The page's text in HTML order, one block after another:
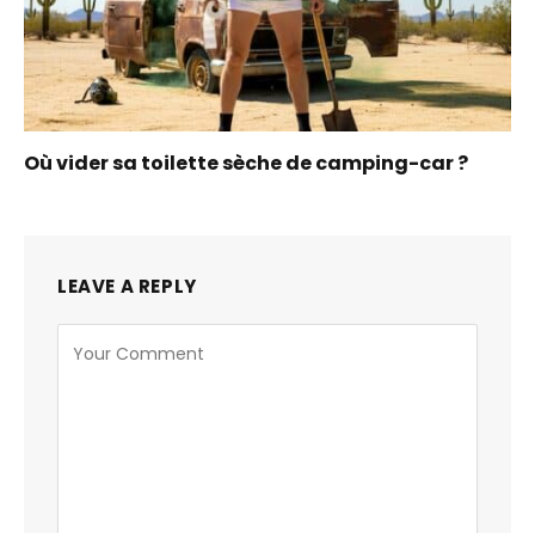
Où vider sa toilette sèche de camping-car ?
LEAVE A REPLY